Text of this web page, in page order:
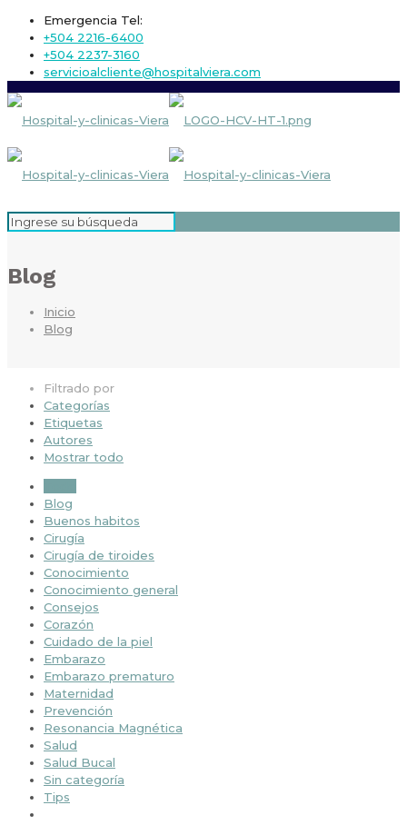
Emergencia Tel:
+504 2216-6400
+504 2237-3160
servicioalcliente@hospitalviera.com
Blog
Inicio
Blog
Filtrado por
Categorías
Etiquetas
Autores
Mostrar todo
Blog
Buenos habitos
Cirugía
Cirugía de tiroides
Conocimiento
Conocimiento general
Consejos
Corazón
Cuidado de la piel
Embarazo
Embarazo prematuro
Maternidad
Prevención
Resonancia Magnética
Salud
Salud Bucal
Sin categoría
Tips